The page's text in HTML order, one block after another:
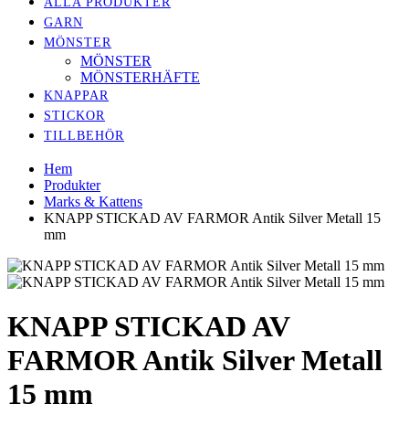
GARN
MÖNSTER
MÖNSTER
MÖNSTERHÄFTE
KNAPPAR
STICKOR
TILLBEHÖR
Hem
Produkter
Marks & Kattens
KNAPP STICKAD AV FARMOR Antik Silver Metall 15
mm
KNAPP STICKAD AV
FARMOR Antik Silver Metall
15 mm